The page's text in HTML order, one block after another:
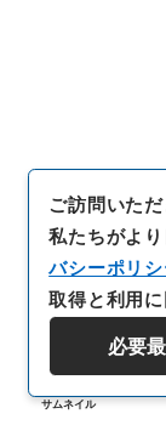
サムネイル
ご訪問いた
私たちがよ
バシーポリ
取得と利用に
必要